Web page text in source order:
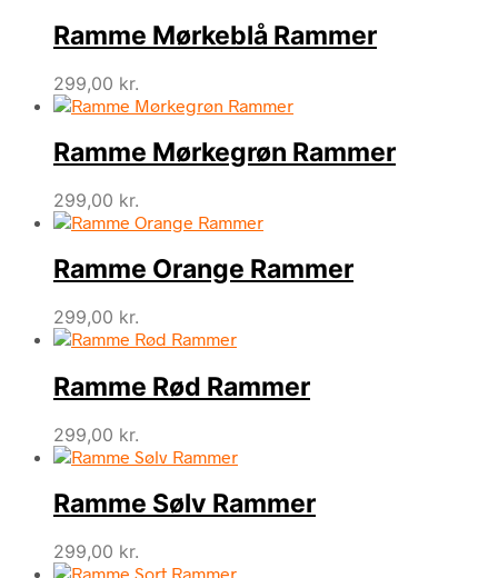
Ramme Mørkeblå Rammer
299,00 kr.
Ramme Mørkegrøn Rammer
299,00 kr.
Ramme Orange Rammer
299,00 kr.
Ramme Rød Rammer
299,00 kr.
Ramme Sølv Rammer
299,00 kr.